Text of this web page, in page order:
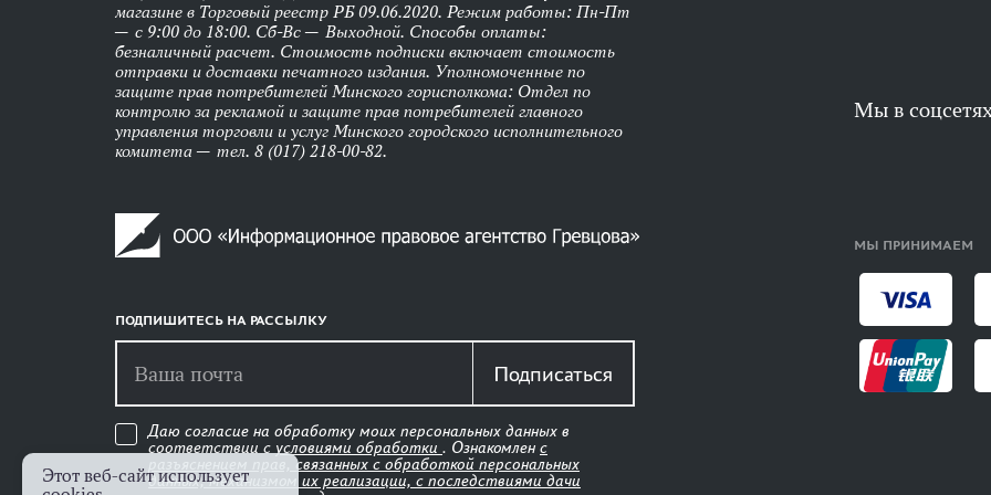
магазине в Торговый реестр РБ 09.06.2020. Режим работы: Пн-Пт
— с 9:00 до 18:00. Сб-Вс — Выходной. Способы оплаты:
безналичный расчет. Стоимость подписки включает стоимость
отправки и доставки печатного издания. Уполномоченные по
защите прав потребителей Минского горисполкома: Отдел по
контролю за рекламой и защите прав потребителей главного
управления торговли и услуг Минского городского исполнительного
комитета — тел. 8 (017) 218-00-82.
ПОДПИШИТЕСЬ НА РАССЫЛКУ
Подписаться
Даю согласие на обработку моих персональных данных в
соответствии с условиями обработки . Ознакомлен с
разъяснением прав, связанных с обработкой персональных
данных, механизмом их реализации, с последствиями дачи
Мы в
МЫ ПРИНИМАЕМ
Этот веб-сайт использует